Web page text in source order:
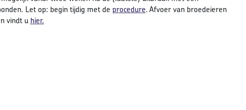
Let op: begin tijdig met de procedure. Afvoer van broedeieren
vindt u hier.